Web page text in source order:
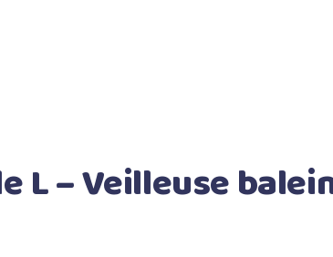
L – Veilleuse